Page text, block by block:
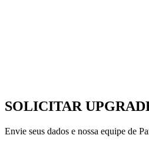
SOLICITAR
Envie seus dados e nossa equipe de